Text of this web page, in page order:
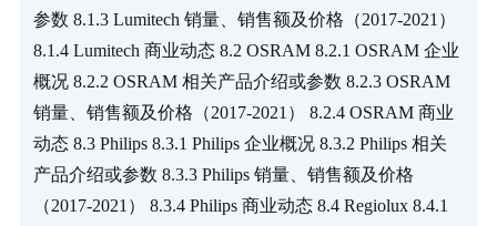
参数 8.1.3 Lumitech 销量、销售额及价格（2017-2021）
8.1.4 Lumitech 商业动态 8.2 OSRAM 8.2.1 OSRAM 企业
概况 8.2.2 OSRAM 相关产品介绍或参数 8.2.3 OSRAM
销量、销售额及价格（2017-2021） 8.2.4 OSRAM 商业
动态 8.3 Philips 8.3.1 Philips 企业概况 8.3.2 Philips 相关
产品介绍或参数 8.3.3 Philips 销量、销售额及价格
（2017-2021） 8.3.4 Philips 商业动态 8.4 Regiolux 8.4.1